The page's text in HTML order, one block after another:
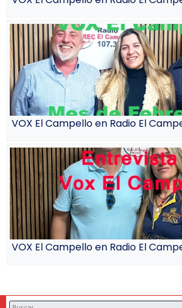
VOX El Campello en Radio El
VOX El Campello en Radio El